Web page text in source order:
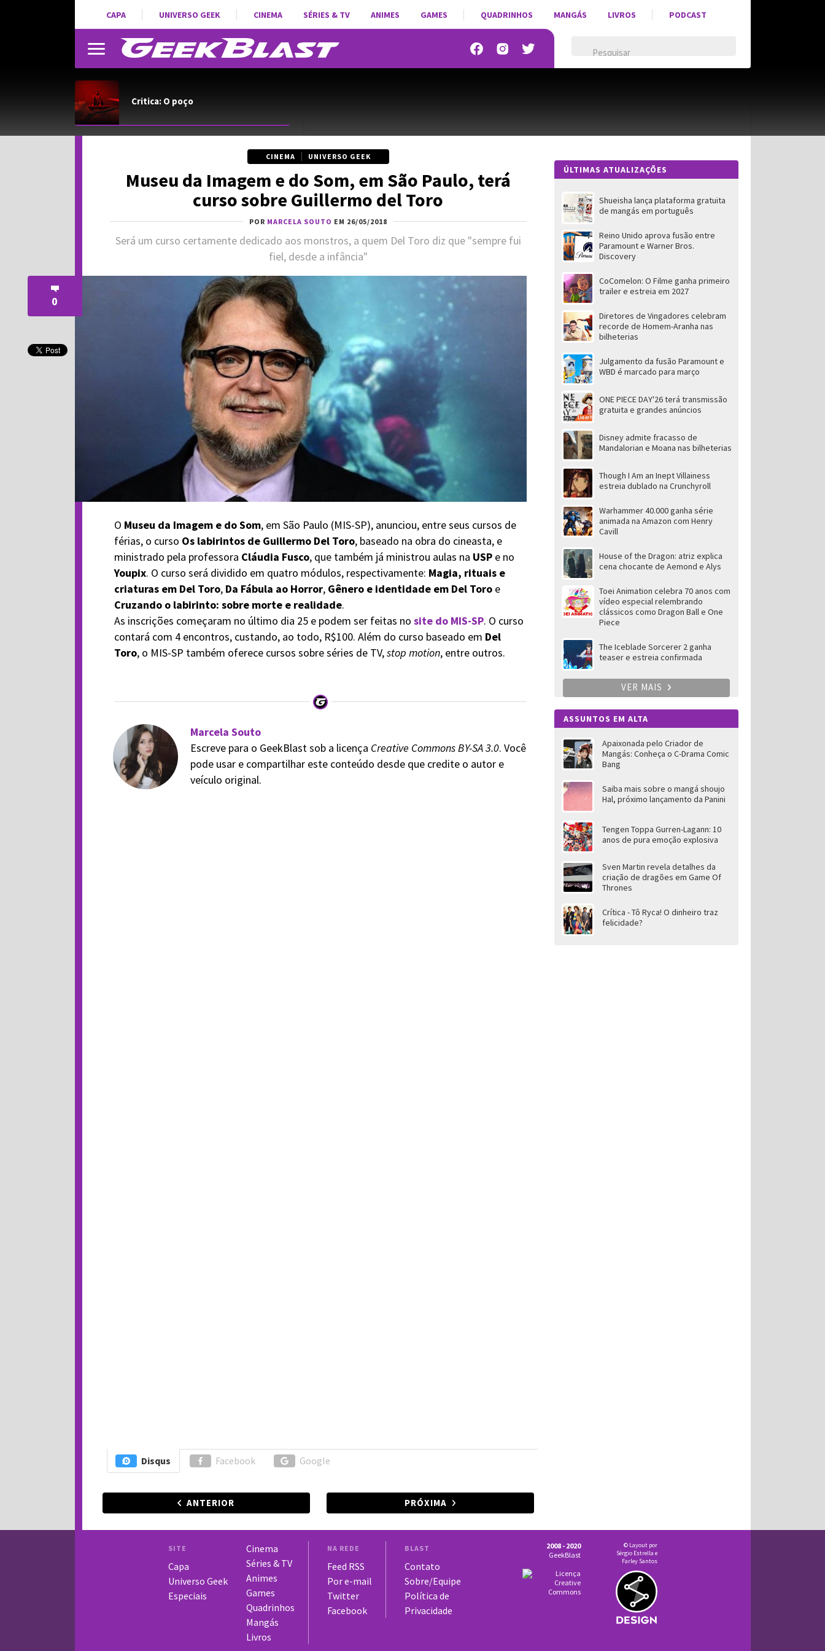
CAPA UNIVERSO GEEK CINEMA SÉRIES & TV ANIMES GAMES QUADRINHOS MANGÁS LIVROS PODCAST
Critica: O poço
CINEMA UNIVERSO GEEK
Museu da Imagem e do Som, em São Paulo, terá
curso sobre Guillermo del Toro
POR MARCELA SOUTO EM 26/05/2018
Será um curso certamente dedicado aos monstros, a quem Del Toro diz que "sempre fui
fiel, desde a infância"
O Museu da Imagem e do Som, em São Paulo (MIS-SP), anunciou, entre seus cursos de
férias, o curso Os labirintos de Guillermo Del Toro, baseado na obra do cineasta, e
ministrado pela professora Cláudia Fusco, que também já ministrou aulas na USP e no
Youpix. O curso será dividido em quatro módulos, respectivamente: Magia, rituais e
criaturas em Del Toro,Da Fábula ao Horror, Gênero e identidade em Del Toroe
Cruzando o labirinto: sobre morte e realidade.
As inscrições começaram no último dia 25 e podem ser feitas no site do MIS-SP. O curso
contará com 4 encontros, custando, ao todo, R$100. Além do curso baseado em Del
Toro, o MIS-SP também oferece cursos sobre séries de TV,stop motion, entre outros.
0
Marcela Souto
Escreve para o GeekBlast sob a licença Creative Commons BY-SA 3.0. Você
pode usar e compartilhar este conteúdo desde que credite o autor e
veículo original.
Disqus Facebook Google
ANTERIOR PRÓXIMA
ÚLTIMAS ATUALIZAÇÕES
Shueisha lança plataforma gratuita
de mangás em português
Reino Unido aprova fusão entre
Paramount e Warner Bros.
Discovery
CoComelon: O Filme ganha primeiro
trailer e estreia em 2027
Diretores de Vingadores celebram
recorde de Homem-Aranha nas
bilheterias
Julgamento da fusão Paramount e
WBD é marcado para março
ONE PIECE DAY'26 terá transmissão
gratuita e grandes anúncios
Disney admite fracasso de
Mandalorian e Moana nas bilheterias
Though I Am an Inept Villainess
estreia dublado na Crunchyroll
Warhammer 40.000 ganha série
animada na Amazon com Henry
Cavill
House of the Dragon: atriz explica
cena chocante de Aemond e Alys
Toei Animation celebra 70 anos com
vídeo especial relembrando
clássicos como Dragon Ball e One
Piece
The Iceblade Sorcerer 2 ganha
teaser e estreia confirmada
VER MAIS
ASSUNTOS EM ALTA
Apaixonada pelo Criador de
Mangás: Conheça o C-Drama Comic
Bang
Saiba mais sobre o mangá shoujo
Hal, próximo lançamento da Panini
Tengen Toppa Gurren-Lagann: 10
anos de pura emoção explosiva
Sven Martin revela detalhes da
criação de dragões em Game Of
Thrones
Crítica - Tô Ryca! O dinheiro traz
felicidade?
SITE
Capa
Universo Geek
Especiais
Cinema
Séries & TV
Animes
Games
Quadrinhos
Mangás
Livros
NA REDE
Feed RSS
Por e-mail
Twitter
Facebook
BLAST
Contato
Sobre/Equipe
Política de
Privacidade
© Layout por
Sérgio Estrella e
Farley Santos
2008 - 2020
GeekBlast